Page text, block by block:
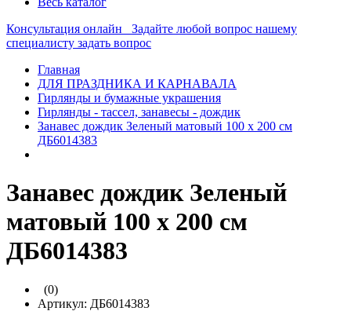
Консультация онлайн
Задайте любой вопрос нашему
специалисту задать вопрос
Главная
ДЛЯ ПРАЗДНИКА И КАРНАВАЛА
Гирлянды и бумажные украшения
Гирлянды - тассел, занавесы - дождик
Занавес дождик Зеленый матовый 100 х 200 см
ДБ6014383
Занавес дождик Зеленый
матовый 100 х 200 см
ДБ6014383
(0)
Артикул: ДБ6014383